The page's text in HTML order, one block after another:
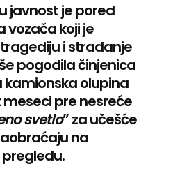
javnost je pored
vozača koji je
i stradanje
pogodila činjenica
kamionska olupina
pre nesreće
svetlo” za učešće
na